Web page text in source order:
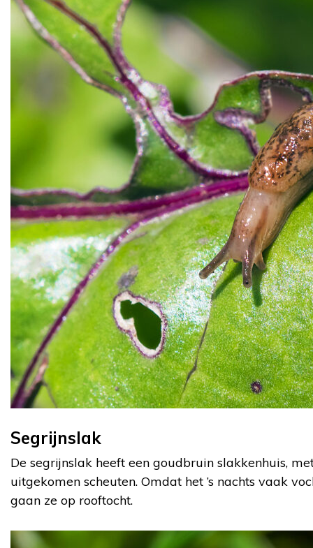
Segrijnslak
De segrijnslak heeft een goudbruin slakkenhuis,
uitgekomen scheuten. Omdat het ’s nachts vaak
gaan ze op rooftocht.